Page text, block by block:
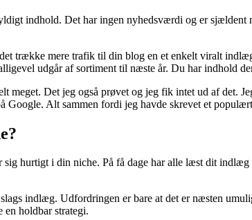
indhold. Det har ingen nyhedsværdi og er
trække mere trafik til din blog en et enkelt viralt
udgår af sortiment til næste år. Du har indhold
meget. Det jeg også prøvet og jeg fik intet ud af det.
Google. Alt sammen fordi jeg havde skrevet et
hurtigt i din niche. På få dage har alle læst dit
indlæg. Udfordringen er bare at det er næsten
en holdbar strategi.